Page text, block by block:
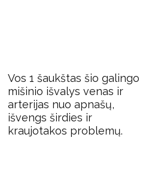
Vos 1 šaukštas šio galingo
mišinio išvalys venas ir
arterijas nuo apnašų,
išvengs širdies ir
kraujotakos problemų.